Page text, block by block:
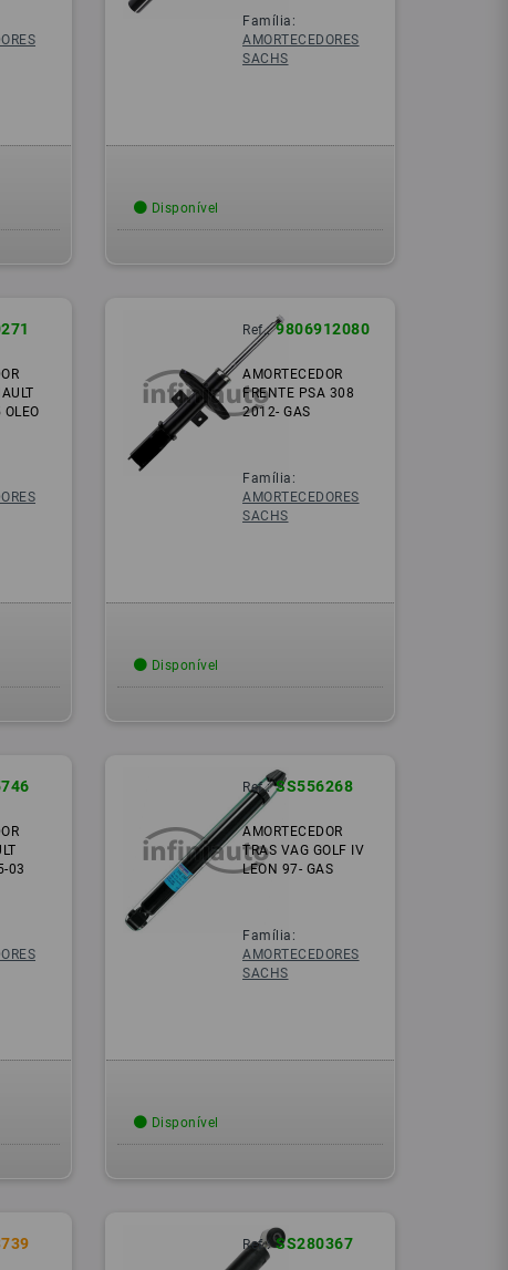
Família:
AMORTECEDORES
SACHS
Disponível
Ref.: 9806912080
AMORTECEDOR
FRENTE PSA 308
2012- GAS
Família:
AMORTECEDORES
SACHS
Disponível
03
Ref.: SS556268
AMORTECEDOR
TRAS VAG GOLF IV
LEON 97- GAS
Família:
AMORTECEDORES
SACHS
Disponível
Ref.: SS280367